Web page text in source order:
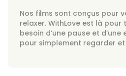
Nos films sont conçus pour
relaxer. WithLove est là
besoin d’une pause et
pour simplement regarder